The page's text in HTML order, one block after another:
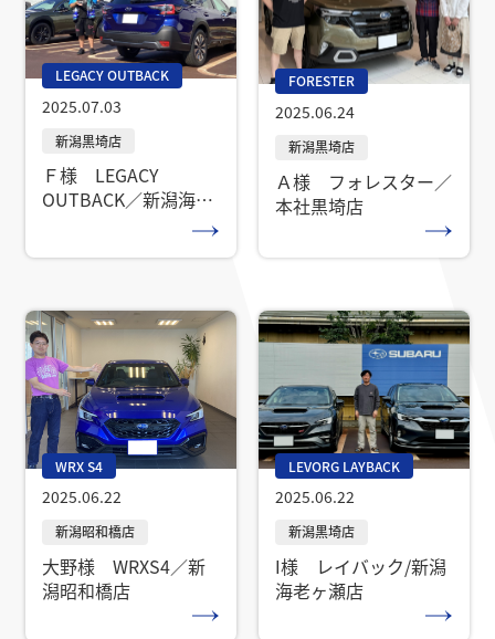
LEGACY OUTBACK
2025.07.03
Ｆ様 LEGACY
OUTBACK／新潟海老
FORESTER
2025.06.24
Ａ様 フォレスター／
本社黒埼店
WRX S4
2025.06.22
大野様 WRXS4／新
潟昭和橋店
LEVORG LAYBACK
2025.06.22
I様 レイバック/新潟
海老ヶ瀬店